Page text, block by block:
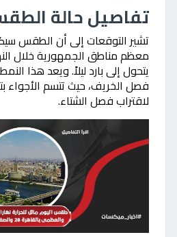
تفاصيل حالة
تشير التوقعات إلى أن الطقس
معظم مناطق الجمهورية خلال
يتحول إلى بارد ليلاً. ويعد هذا
فصل الخريف، حيث تتسم الأجواء
لاقتراب فصل الشتاء.